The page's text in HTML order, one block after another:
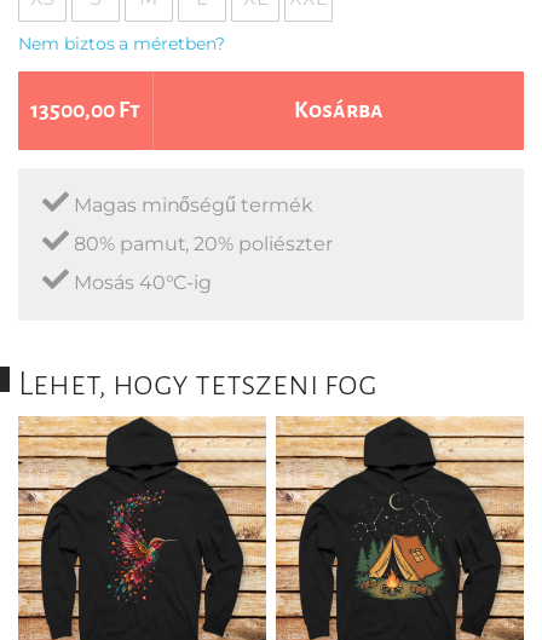
Nem biztos a méretben?
13500,00 Ft Kosárba
Magas minőségű termék
80% pamut, 20% poliészter
Mosás 40°C-ig
Lehet, hogy tetszeni fog